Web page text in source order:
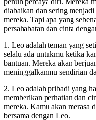
diabaikan dan sering
mereka. Tapi apa yang
persahabatan dan cinta
1. Leo adalah teman yang
selalu ada untukmu ketika
bantuan. Mereka akan
meninggalkanmu sendirian
2. Leo adalah pribadi yang
memberikan perhatian dan
mereka. Kamu akan merasa
bersama dengan Leo.